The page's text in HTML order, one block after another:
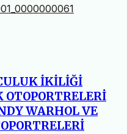
İKİLİĞİ
WARHOL VE